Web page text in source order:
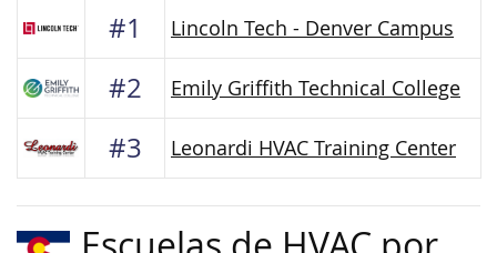
#1 Lincoln Tech - Denver Campus
#2 Emily Griffith Technical College
#3 Leonardi HVAC Training Center